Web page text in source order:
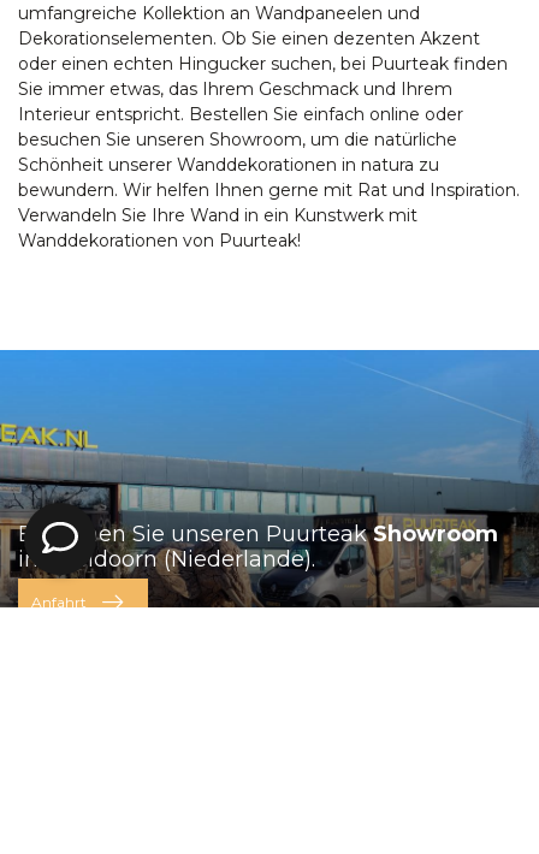
umfangreiche Kollektion an Wandpaneelen und
Dekorationselementen. Ob Sie einen dezenten Akzent
oder einen echten Hingucker suchen, bei Puurteak finden
Sie immer etwas, das Ihrem Geschmack und Ihrem
Interieur entspricht. Bestellen Sie einfach online oder
besuchen Sie unseren Showroom, um die natürliche
Schönheit unserer Wanddekorationen in natura zu
bewundern. Wir helfen Ihnen gerne mit Rat und Inspiration.
Verwandeln Sie Ihre Wand in ein Kunstwerk mit
Wanddekorationen von Puurteak!
Besuchen Sie unseren PuurteakShowroom
in Apeldoorn (Niederlande).
Anfahrt